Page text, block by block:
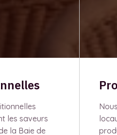
les saveurs
la Baie de